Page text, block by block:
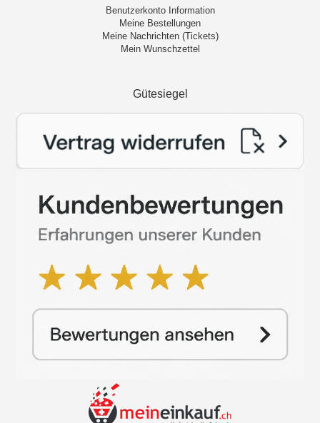
Benutzerkonto Information
Meine Bestellungen
Meine Nachrichten (Tickets)
Mein Wunschzettel
Gütesiegel